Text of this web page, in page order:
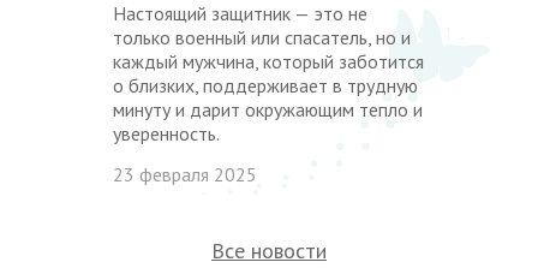
Настоящий защитник — это не
только военный или спасатель, но и
каждый мужчина, который заботится
о близких, поддерживает в трудную
минуту и дарит окружающим тепло и
уверенность.
23 февраля 2025
Все новости